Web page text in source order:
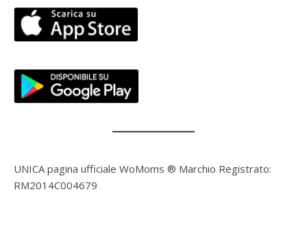
UNICA pagina ufficiale WoMoms ® Marchio Registrato:
RM2014C004679